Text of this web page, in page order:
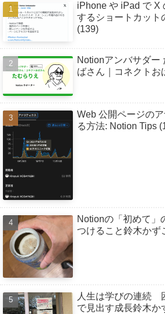
iPhone や iPad で X
するショートカット
(139)
Notionアンバサダー
ばさん｜コネクトお
Web 公開ページの
る方法: Notion Tips
Notionの「初めて」
つけること鈴木かず
人生は学びの連続
で見出す成長鈴木か